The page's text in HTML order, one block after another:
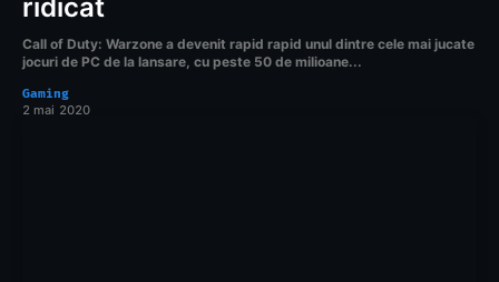
ridicat
Call of Duty: Warzone a devenit rapid rapid unul dintre cele mai jucate
jocuri de PC de la lansare, cu peste 50 de milioane...
Gaming
2 mai 2020